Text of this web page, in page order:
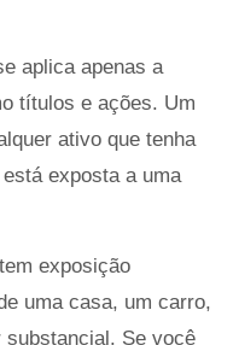
aplica apenas a
títulos e ações. Um
ativo que tenha
exposta a uma
exposição
uma casa, um carro,
substancial. Se você